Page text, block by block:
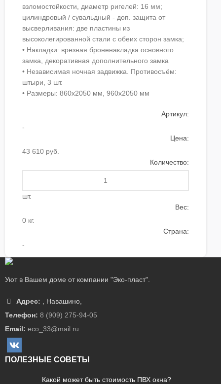
взломостойкости, диаметр ригелей: 16 мм;
цилиндровый / сувальдный - доп. защита от
высверливания: две пластины из
высоколегированной стали с обеих сторон замка;
• Накладки: врезная броненакладка основного
замка, декоративная дополнительного замка
• Независимая ночная задвижка. Противосъём:
штыри, 3 шт.
• Размеры: 860х2050 мм, 960х2050 мм
Артикул:
-
Цена:
43 610 руб.
Количество:
шт.
Вес:
0 кг.
Страна:
-
Уют в Вашем доме от компании "Эко-пласт".
Адрес: Навашино
Телефон: 8 (909) 275-94-05
Email: eco_33@mail.ru
ПОЛЕЗНЫЕ СОВЕТЫ
Какой может быть стоимость ПВХ окна?